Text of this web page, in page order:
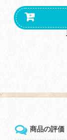
商品の評価